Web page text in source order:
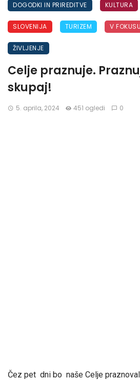
DOGODKI IN PRIREDITVE KULTURA
SLOVENIJA TURIZEM V FOKUSU
ŽIVLJENJE
Celje praznuje.
skupaj!
5. aprila, 2024 451 ogledi 0
Čez pet dni bo naše Celje